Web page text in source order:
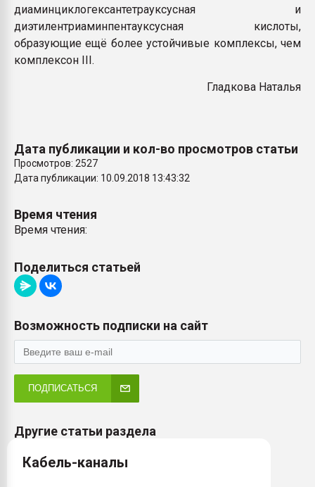
диаминциклогексантетрауксусная и
диэтилентриаминпентауксусная кислоты,
образующие ещё более устойчивые комплексы, чем
комплексон III.
Гладкова Наталья
Дата публикации и кол-во просмотров статьи
Просмотров: 2527
Дата публикации: 10.09.2018 13:43:32
Время чтения
Время чтения:
Поделиться статьей
Возможность подписки на сайт
ПОДПИСАТЬСЯ
Другие статьи раздела
Кабель-каналы